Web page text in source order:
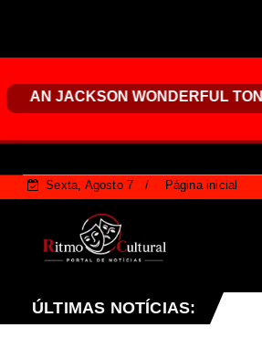
Sexta, Agosto 7 Página inicial
ÚLTIMAS NOTÍCIAS:
Destaque Guto Gomes,